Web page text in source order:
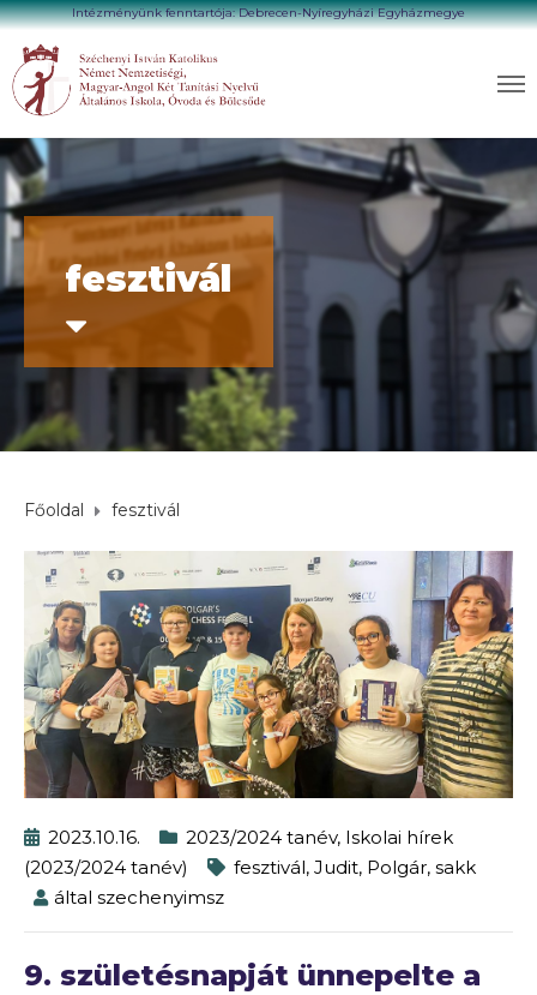
Intézményünk fenntartója: Debrecen-Nyíregyházi Egyházmegye
fesztivál
Főoldal fesztivál
2023.10.16. 2023/2024 tanév, Iskolai hírek
(2023/2024 tanév)
fesztivál, Judit, Polgár, sakk
által szechenyimsz
9. születésnapját ünnepelte a